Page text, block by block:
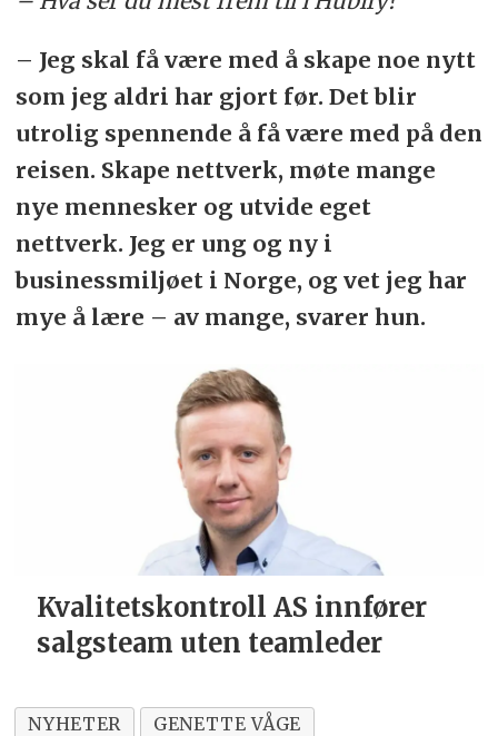
– Jeg skal få være med å skape noe nytt
som jeg aldri har gjort før. Det blir
utrolig spennende å få være med på den
reisen. Skape nettverk, møte mange
nye mennesker og utvide eget
nettverk. Jeg er ung og ny i
businessmiljøet i Norge, og vet jeg har
mye å lære – av mange, svarer hun.
Kvalitetskontroll AS innfører
salgsteam uten teamleder
NYHETER
GENETTE VÅGE